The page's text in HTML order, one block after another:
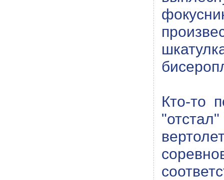
Кто-то